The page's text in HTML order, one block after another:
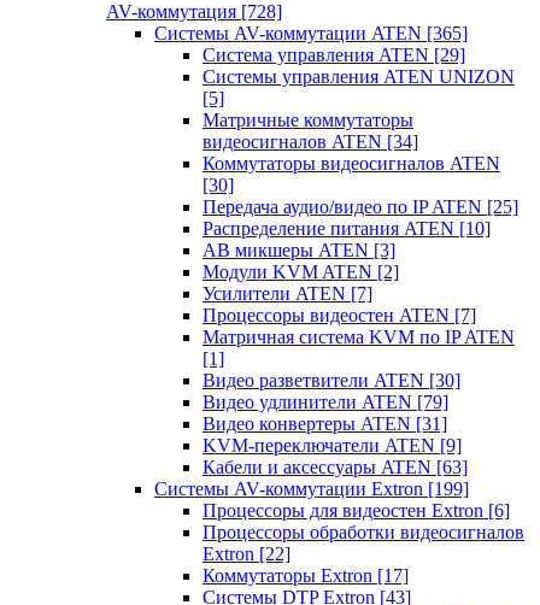
AV-коммутация [728]
Системы AV-коммутации ATEN [365]
Система управления ATEN [29]
Системы управления ATEN UNIZON
[5]
Матричные коммутаторы
видеосигналов ATEN [34]
Коммутаторы видеосигналов ATEN
[30]
Передача аудио/видео по IP ATEN [25]
Распределение питания ATEN [10]
АВ микшеры ATEN [3]
Модули KVM ATEN [2]
Усилители ATEN [7]
Процессоры видеостен ATEN [7]
Матричная система KVM по IP ATEN
[1]
Видео разветвители ATEN [30]
Видео удлинители ATEN [79]
Видео конвертеры ATEN [31]
KVM-переключатели ATEN [9]
Кабели и аксессуары ATEN [63]
Системы AV-коммутации Extron [199]
Процессоры для видеостен Extron [6]
Процессоры обработки видеосигналов
Extron [22]
Коммутаторы Extron [17]
Системы DTP Extron [43]